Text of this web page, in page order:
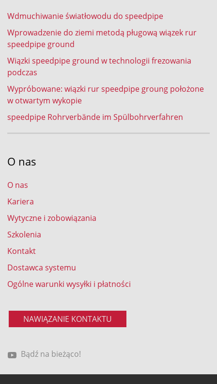
Wdmuchiwanie światłowodu do speedpipe
Wprowadzenie do ziemi metodą pługową wiązek rur
speedpipe ground
Wiązki speedpipe ground w technologii frezowania
podczas
Wypróbowane: wiązki rur speedpipe groung położone
w otwartym wykopie
speedpipe Rohrverbände im Spülbohrverfahren
O nas
O nas
Kariera
Wytyczne i zobowiązania
Szkolenia
Kontakt
Dostawca systemu
Ogólne warunki wysyłki i płatności
NAWIĄZANIE KONTAKTU
Bądź na bieżąco!